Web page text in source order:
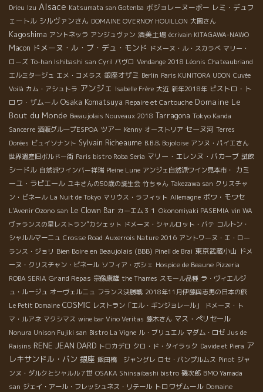
Drieu Izu Alsace Katsumata san Gotenba ボジョレーヌーボー レミ・デュフ
ェートル シルヴァンさん DOMAINE OVERNOY HOUILLON 大園さん
Kagoshima アントネッラ アンジュヴァン 酒美土場 écrivain KITAGAWA-NAWO
Macon ドメーヌ・ル・ブ・デュ・モンド ドメーヌ・ル・スカラベ マリー・
ローズ To-han Ishibashi san Cyril パヴロ Vendange 2018 Léonis Chateaubriand
エルミタージュ エメ・コメラス 銀座オザミ Berlin Paris KUNITORA UDON Cuvée
Voilà カム・アシュトラ アンジェ Isabelle Frère 大近 新年2018年 ビストロ・ト
ロワ・ザムール Osaka Komatsuya Repaire et Cartouche Domaine Le
Bout du Monde Beeaujolais Nouveaux 2018 Tarragona Tokyo Kanda
Sancerre 酒販グループESPOA ツアー Kenny オーストリア セーヌ河 Terres
Dorées ビュイソナント Sylvain Richeaume B.B.B. Bojoloise アンヌ・パイエさん
世界遺産旧ボルドー街 Paris bistro Roba Seria マリー・エレンヌ・バカーブ 試飲
シードル 自然派ワインバー祥瑞 Pleine Lune アンジェ自然派ワイン見本市・
カミ
ーユ・ラピエール ユキさんの50歳の誕生会 竹ちゃん Takezawa san クリスチャ
ン・ビネール La Nuit de Tokyo マリウス・ラフィット Allemagne ボワ・モワセ
L'Avenir Ozono san Le Clown Bar カーエム３１ Okonomiyaki PASEMIA vin WA
ヴァランスの星レストラン”カシェット ドメーヌ・シャルロット・バテ コルトン・
シャルルマーニュ Crosse Road Auxerrois Nature 2016 アントワーヌ・エ・ロー
ランス・ジョリ Bien Boire en Beaujolais (BBB) Pinell de Brai 東京武蔵小山 ドメ
ーヌ・クリスチャン・ビネール ソフィア・ボシェ Hospice de Beaune Pizzeria
ROBA SERIA Grand Repas 宗像康雄 the Thames スモール品種 ラ・ヴィエルジ
ュ・ルージュ オーヴェルニュ フランス決勝戦 2018年11月伊藤與志男の日本の旅
Le Petit Domaine COSMIC レストラン「エル・ギンジョレール」
ドメーヌ・ト
マ・ルアネ マクシマス wine bar Vino Veritas 藤木さん マス・ぺリセール
Nonura Unison Fujiki san Bistro La Vigne ル・ブリュエル マダム・ロゼ Jus de
Raisins RENE JEAN DARD トロカデロ クロ・ド・タイラック Davide et Piera ア
レキサンドル・バン 銀座 飯田橋 ジャングレ ロセ・パンプルムス Pinot ジャ
ンヌ・ダルクとシャルル７世 OSAKA Shinsaibashi bistro 磯次郎 BMO Yamada
san ジェイ・アール・フレッシュネス・リテール トロワザムール Domaine